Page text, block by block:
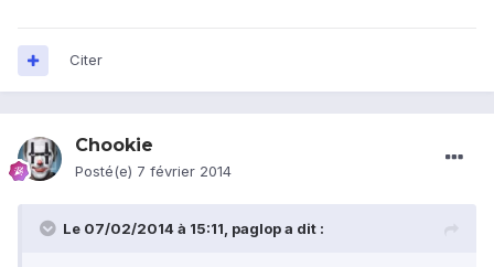
Citer
Chookie
Posté(e) 7 février 2014
Le 07/02/2014 à 15:11, paglop a dit :